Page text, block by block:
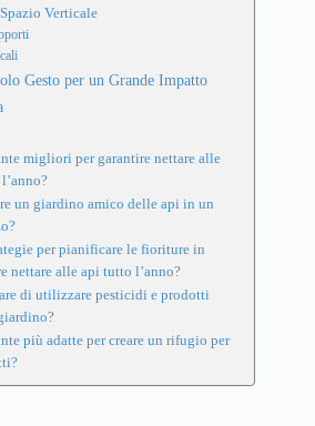
Verticale
Gesto per un Grande Impatto
migliori per garantire nettare alle
un giardino amico delle api in un
per pianificare le fioriture in
nettare alle api tutto l’anno?
di utilizzare pesticidi e prodotti
più adatte per creare un rifugio per